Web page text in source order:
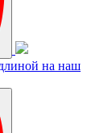
на наш